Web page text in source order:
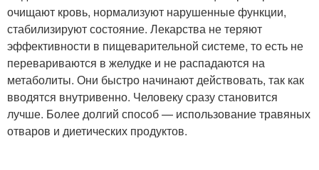
очищают кровь, нормализуют нарушенные функции,
стабилизируют состояние. Лекарства не теряют
эффективности в пищеварительной системе, то есть не
перевариваются в желудке и не распадаются на
метаболиты. Они быстро начинают действовать, так как
вводятся внутривенно. Человеку сразу становится
лучше. Более долгий способ — использование травяных
отваров и диетических продуктов.